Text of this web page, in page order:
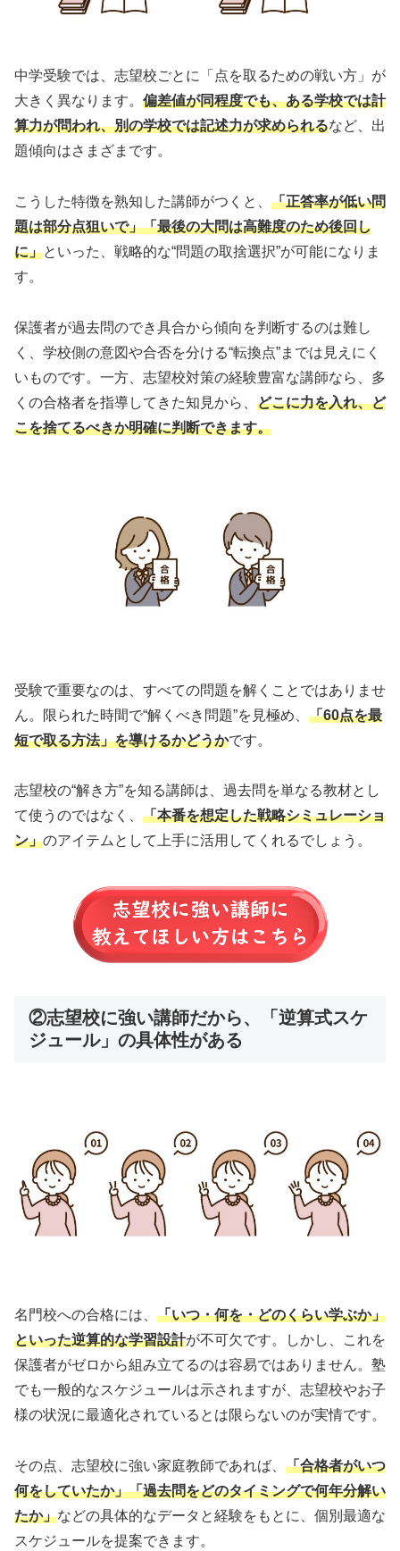
中学受験では、志望校ごとに「点を取るための戦い方」が
大きく異なります。 偏差値が同程度でも、ある学校では計
算力が問われ、別の学校では記述力が求められるなど、出
題傾向はさまざまです。
こうした特徴を熟知した講師がつくと、 「正答率が低い問
題は部分点狙いで」「最後の大問は高難度のため後回し
に」といった、戦略的な“問題の取捨選択”が可能になりま
す。
保護者が過去問のでき具合から傾向を判断するのは難し
く、学校側の意図や合否を分ける“転換点”までは見えにく
いものです。一方、志望校対策の経験豊富な講師なら、多
くの合格者を指導してきた知見から、 どこに力を入れ、ど
こを捨てるべきか明確に判断できます。
受験で重要なのは、すべての問題を解くことではありませ
ん。限られた時間で“解くべき問題”を見極め、 「60点を最
短で取る方法」を導けるかどうかです。
志望校の“解き方”を知る講師は、過去問を単なる教材とし
て使うのではなく、 「本番を想定した戦略シミュレーショ
ン」のアイテムとして上手に活用してくれるでしょう。
②志望校に強い講師だから、「逆算式スケ
ジュール」の具体性がある
名門校への合格には、 「いつ・何を・どのくらい学ぶか」
といった逆算的な学習設計が不可欠です。しかし、これを
保護者がゼロから組み立てるのは容易ではありません。塾
でも一般的なスケジュールは示されますが、志望校やお子
様の状況に最適化されているとは限らないのが実情です。
その点、志望校に強い家庭教師であれば、 「合格者がいつ
何をしていたか」「過去問をどのタイミングで何年分解い
たか」などの具体的なデータと経験をもとに、個別最適な
スケジュールを提案できます。